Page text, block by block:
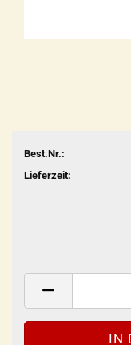
Best.Nr.:
Lieferzeit: